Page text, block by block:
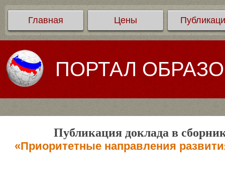
Главная Цены
ПОРТАЛ
Публикация доклада в
«Приоритетные направления